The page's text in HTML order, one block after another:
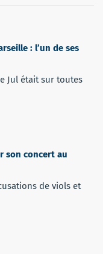
: l’un de ses
Jul était sur toutes
son concert au
de viols et